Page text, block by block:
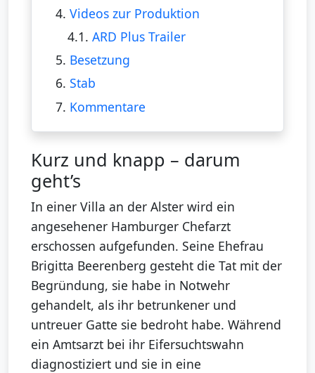
4. Videos zur Produktion
4.1.ARD Plus Trailer
5. Besetzung
6. Stab
7. Kommentare
Kurz und knapp – darum
geht’s
In einer Villa an der Alster wird ein
angesehener Hamburger Chefarzt
erschossen aufgefunden. Seine Ehefrau
Brigitta Beerenberg gesteht die Tat mit der
Begründung, sie habe in Notwehr
gehandelt, als ihr betrunkener und
untreuer Gatte sie bedroht habe. Während
ein Amtsarzt bei ihr Eifersuchtswahn
diagnostiziert und sie in eine